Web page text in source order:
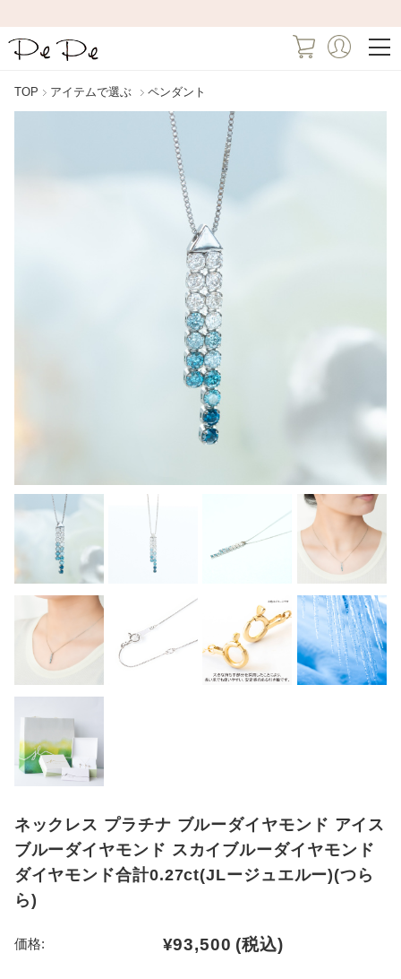
TOP アイテムで選ぶ ペンダント
ネックレス プラチナ ブルーダイヤモンド アイス
ブルーダイヤモンド スカイブルーダイヤモンド
ダイヤモンド合計0.27ct(JLージュエルー)(つら
ら)
価格: ¥93,500 (税込)